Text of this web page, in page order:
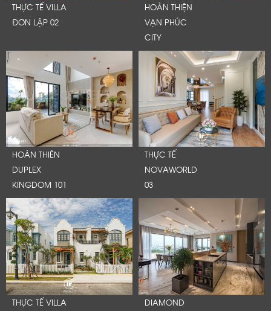
THỰC TẾ VILLA
ĐƠN LẬP 02
HOÀN THIỆN
VẠN PHÚC
CITY
HOÀN THIÊN
DUPLEX
KINGDOM 101
THỰC TẾ
NOVAWORLD
03
THỰC TẾ VILLA
DIAMOND